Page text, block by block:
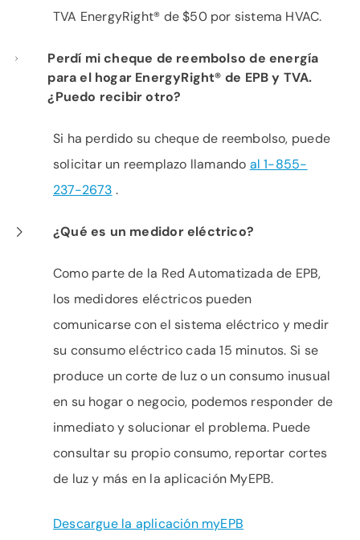
TVA EnergyRight® de $50 por sistema HVAC.
Perdí mi cheque de reembolso de energía
para el hogar EnergyRight® de EPB y TVA.
¿Puedo recibir otro?
Si ha perdido su cheque de reembolso, puede
solicitar un reemplazo llamando al 1-855-
237-2673 .
¿Qué es un medidor eléctrico?
Como parte de la Red Automatizada de EPB,
los medidores eléctricos pueden
comunicarse con el sistema eléctrico y medir
su consumo eléctrico cada 15 minutos. Si se
produce un corte de luz o un consumo inusual
en su hogar o negocio, podemos responder de
inmediato y solucionar el problema. Puede
consultar su propio consumo, reportar cortes
de luz y más en la aplicación MyEPB.
Descargue la aplicación myEPB